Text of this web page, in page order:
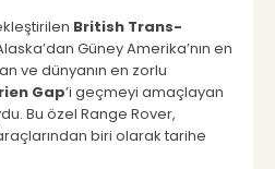
British Trans-
Güney Amerika’nın en
ve dünyanın en zorlu
Gap’i geçmeyi amaçlayan
Bu özel Range Rover,
biri olarak tarihe